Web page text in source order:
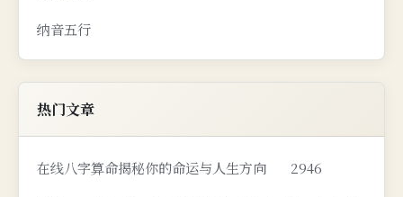
纳音五行
热门文章
在线八字算命揭秘你的命运与人生方向 2946